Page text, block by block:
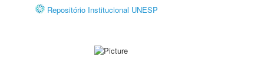
Repositório Institucional UNESP